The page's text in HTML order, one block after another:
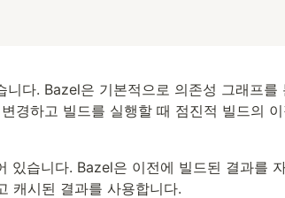
다. Bazel은 기본적으로 의존성 그래프
경하고 빌드를 실행할 때 점진적 빌드의
있습니다. Bazel은 이전에 빌드된 결과를
캐시된 결과를 사용합니다.